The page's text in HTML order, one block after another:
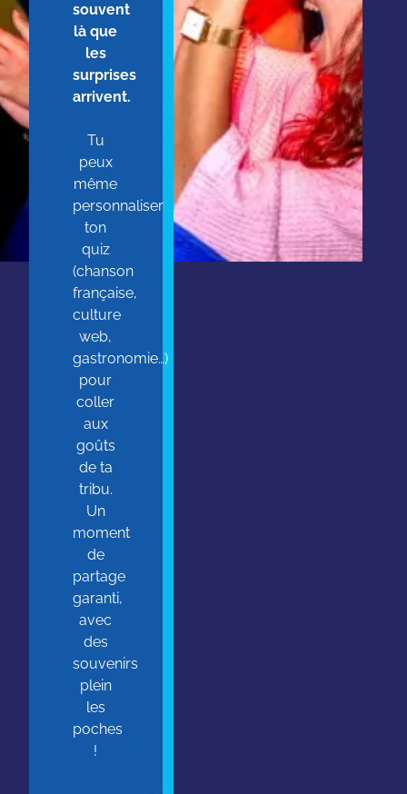
souvent
là que
les
surprises
arrivent.
Tu
peux
même
personnaliser
ton
quiz
(chanson
française,
culture
web,
gastronomie…)
pour
coller
aux
goûts
de ta
tribu.
Un
moment
de
partage
garanti,
avec
des
souvenirs
plein
les
poches
!